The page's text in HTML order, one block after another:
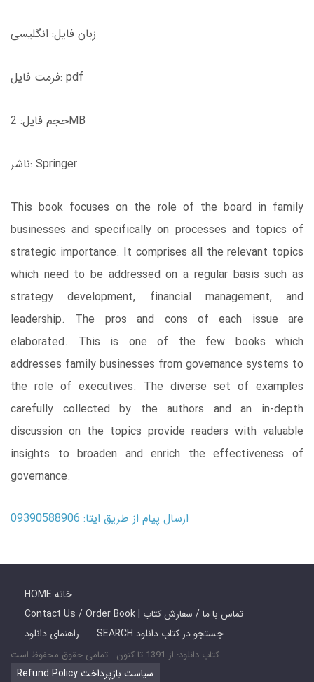
زبان فایل: انگلیسی
فرمت فایل: pdf
حجم فایل: 2MB
ناشر: Springer
This book focuses on the role of the board in family
businesses and specifically on processes and topics of
strategic importance. It comprises all the relevant topics
which need to be addressed on a regular basis such as
strategy development, financial management, and
leadership. The pros and cons of each issue are
elaborated. This is one of the few books which
addresses family businesses from governance systems to
the role of executives. The diverse set of examples
carefully collected by the authors and an in-depth
discussion on the topics provide readers with valuable
insights to broaden and enrich the effectiveness of
governance.
ارسال پیام از طریق ایتا: 09390588906
HOME خانه
Contact Us / Order Book | تماس با ما / سفارش کتاب
راهنمای دانلود
SEARCH جستجو در کتاب دانلود
کتاب دانلود: از 1391 تا کنون - تمامی حقوق محفوظ است
Refund Policy سیاست بازپرداخت